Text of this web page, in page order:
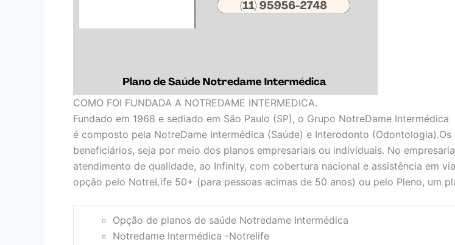
COMO FOI FUNDADA A NOTREDAME INTERMEDICA.
Fundado em 1968 e sediado em São Paulo (SP), o Grupo NotreDame Intermédica
é composto pela NotreDame Intermédica (Saúde) e Interodonto
beneficiários, seja por meio dos planos empresariais ou individuais. No
atendimento de qualidade, ao Infinity, com cobertura nacional e assistência em
opção pelo NotreLife 50+ (para pessoas acimas de 50 anos) ou pelo Pleno, um
Opção de planos de saúde Notredame Intermédica
Notredame Intermédica -Notrelife